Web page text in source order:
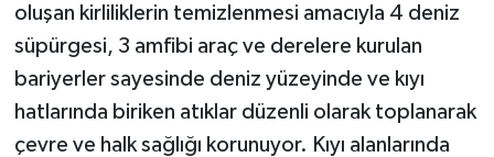
oluşan kirliliklerin temizlenmesi amacıyla 4 deniz
süpürgesi, 3 amfibi araç ve derelere kurulan
bariyerler sayesinde deniz yüzeyinde ve kıyı
hatlarında biriken atıklar düzenli olarak toplanarak
çevre ve halk sağlığı korunuyor. Kıyı alanlarında